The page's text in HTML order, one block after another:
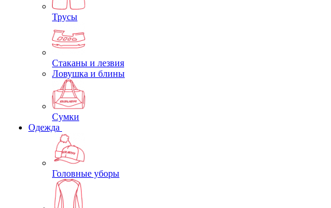
Трусы
Стаканы и лезвия
Ловушка и блины
Сумки
Одежда
Головные уборы